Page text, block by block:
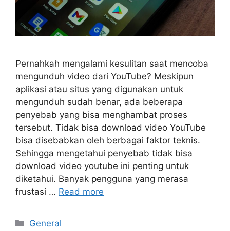
Pernahkah mengalami kesulitan saat mencoba
mengunduh video dari YouTube? Meskipun
aplikasi atau situs yang digunakan untuk
mengunduh sudah benar, ada beberapa
penyebab yang bisa menghambat proses
tersebut. Tidak bisa download video YouTube
bisa disebabkan oleh berbagai faktor teknis.
Sehingga mengetahui penyebab tidak bisa
download video youtube ini penting untuk
diketahui. Banyak pengguna yang merasa
frustasi … Read more
Categories
General